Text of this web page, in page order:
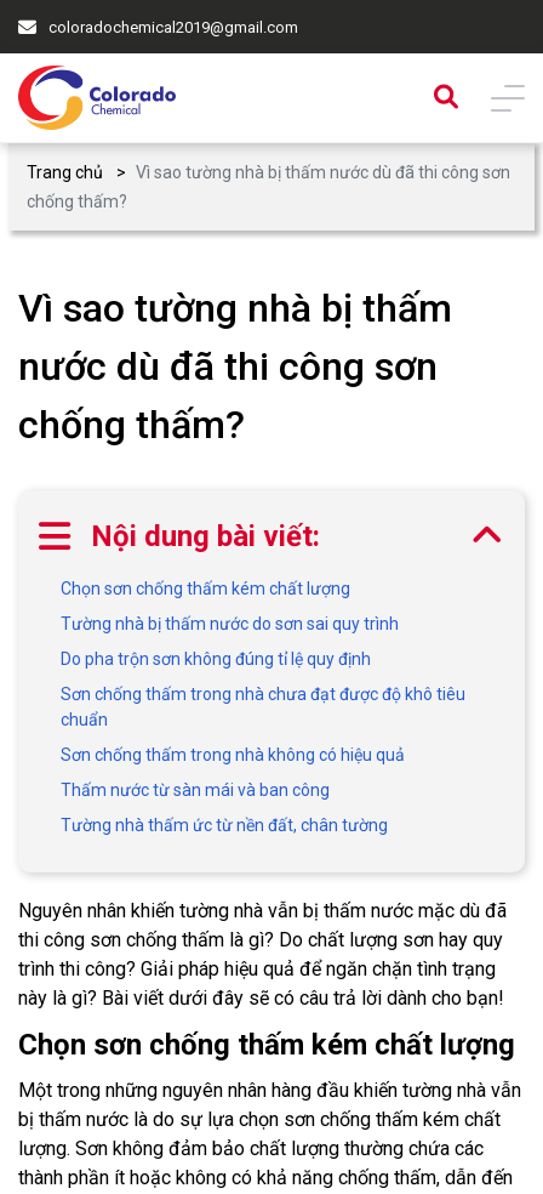
coloradochemical2019@gmail.com
Trang chủ
Vì sao tường nhà bị thấm nước dù đã thi công sơn
chống thấm?
Vì sao tường nhà bị thấm
nước dù đã thi công sơn
chống thấm?
Nội dung bài viết:
Chọn sơn chống thấm kém chất lượng
Tường nhà bị thấm nước do sơn sai quy trình
Do pha trộn sơn không đúng tỉ lệ quy định
Sơn chống thấm trong nhà chưa đạt được độ khô tiêu
chuẩn
Sơn chống thấm trong nhà không có hiệu quả
Thấm nước từ sàn mái và ban công
Tường nhà thấm ức từ nền đất, chân tường
Nguyên nhân khiến tường nhà vẫn bị thấm nước mặc dù đã
thi công sơn chống thấm là gì? Do chất lượng sơn hay quy
trình thi công? Giải pháp hiệu quả để ngăn chặn tình trạng
này là gì? Bài viết dưới đây sẽ có câu trả lời dành cho bạn!
Chọn sơn chống thấm kém chất lượng
Một trong những nguyên nhân hàng đầu khiến tường nhà vẫn
bị thấm nước là do sự lựa chọn sơn chống thấm kém chất
lượng. Sơn không đảm bảo chất lượng thường chứa các
thành phần ít hoặc không có khả năng chống thấm, dẫn đến